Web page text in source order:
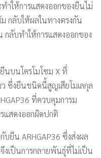
ำให้การแสดงออกของยีนไม่
กลับให้ผลในทางตรงกัน
ลับทำให้การแสดงออกของ
นบนโครโมโซม X ที่
ซึ่งยีนชนิดนี้สูญเสียโมเลกุล
ที่ควบคุมการม
แสดงออกผิดปกติ
ยีน ARHGAP36 ซึ่งส่งผล
งเป็นการกลายพันธุ์ที่ไม่เป็น